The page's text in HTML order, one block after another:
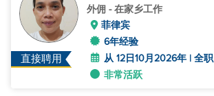
直接聘用
外佣 - 在家乡工作
菲律宾
6年经验
从 12日10月2026年 | 全职
非常活跃